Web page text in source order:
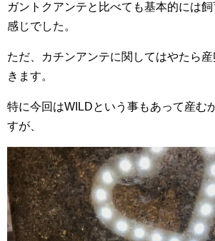
ガントクアンテと比べても基本的には
感じでした。
ただ、カチンアンテに関してはやたら
きます。
特に今回はWILDという事もあって産む
すが、